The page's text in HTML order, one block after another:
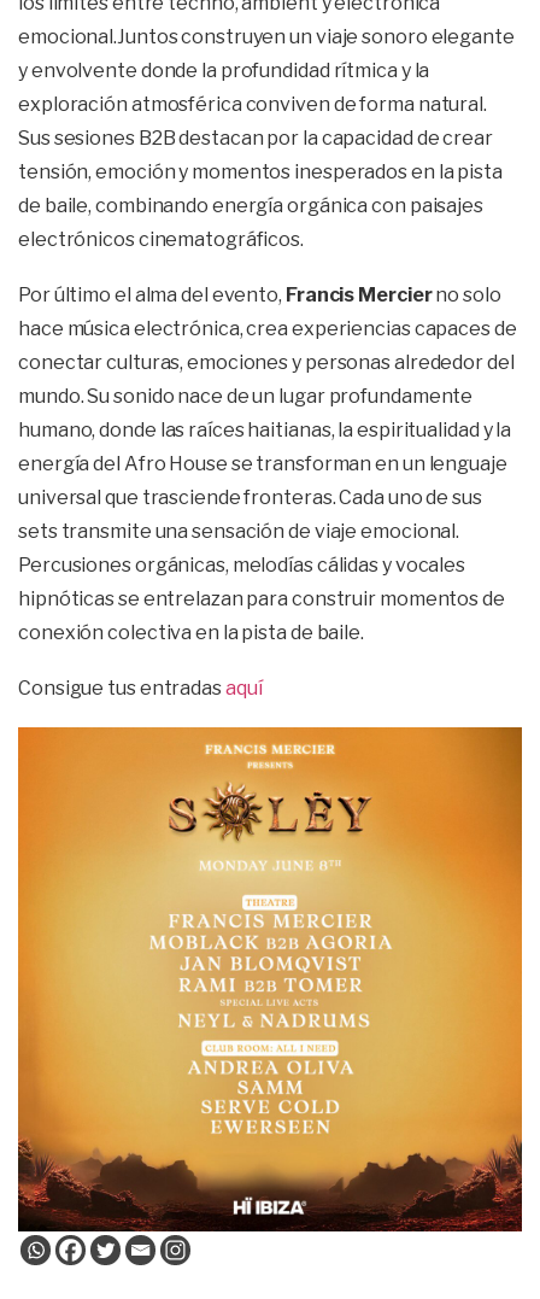
emocional.Juntos construyen un viaje sonoro elegante
y envolvente donde la profundidad rítmica y la
exploración atmosférica conviven de forma natural.
Sus sesiones B2B destacan por la capacidad de crear
tensión, emoción y momentos inesperados en la pista
de baile, combinando energía orgánica con paisajes
electrónicos cinematográficos.
Por último el alma del evento, Francis Mercierno solo
hace música electrónica, crea experiencias capaces de
conectar culturas, emociones y personas alrededor del
mundo. Su sonido nace de un lugar profundamente
humano, donde las raíces haitianas, la espiritualidad y la
energía del Afro House se transforman en un lenguaje
universal que trasciende fronteras. Cada uno de sus
sets transmite una sensación de viaje emocional.
Percusiones orgánicas, melodías cálidas y vocales
hipnóticas se entrelazan para construir momentos de
conexión colectiva en la pista de baile.
Consigue tus entradasaquí